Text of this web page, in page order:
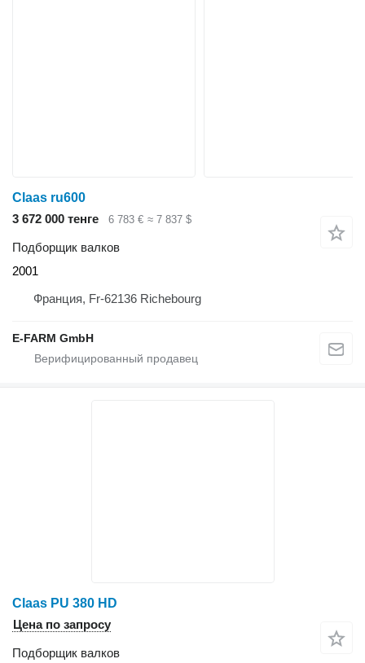
Claas ru600
3 672 000 тенге
6 783 € ≈ 7 837 $
Подборщик валков
2001
Франция, Fr-62136 Richebourg
E-FARM GmbH
Claas PU 380 HD
Цена по запросу
Подборщик валков